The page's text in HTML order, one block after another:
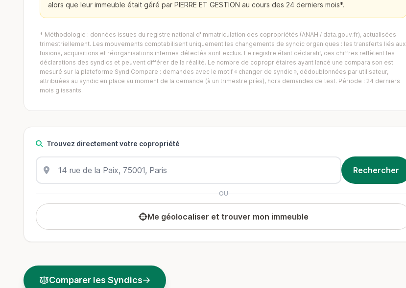
alors que leur immeuble était géré par PIERRE ET GESTION au cours des 24 derniers mois*.
* Méthodologie : données issues du registre national d'immatriculation des copropriétés (ANAH / data.gouv.fr), actualisées
trimestriellement. Les mouvements comptabilisent uniquement les changements de syndic organiques : les transferts liés aux
fusions, acquisitions et réorganisations internes détectés sont exclus. Le registre étant déclaratif, ces chiffres reflètent les
déclarations des syndics et peuvent différer de la réalité. Le nombre de copropriétaires ayant lancé une comparaison est
mesuré sur la plateforme SyndiCompare : demandes avec le motif « changer de syndic », dédoublonnées par utilisateur,
attribuées au syndic en place au moment de la demande (à un trimestre près), hors demandes de test. Période : 24 derniers
mois glissants.
Trouvez directement votre copropriété
OU
Me géolocaliser et trouver mon immeuble
Comparer les Syndics